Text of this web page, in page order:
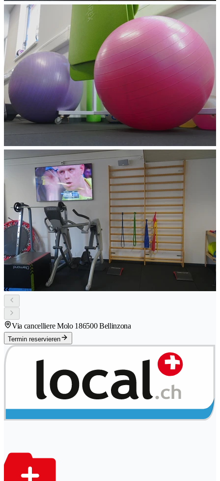
Via cancelliere Molo 186500 Bellinzona
Termin reservieren